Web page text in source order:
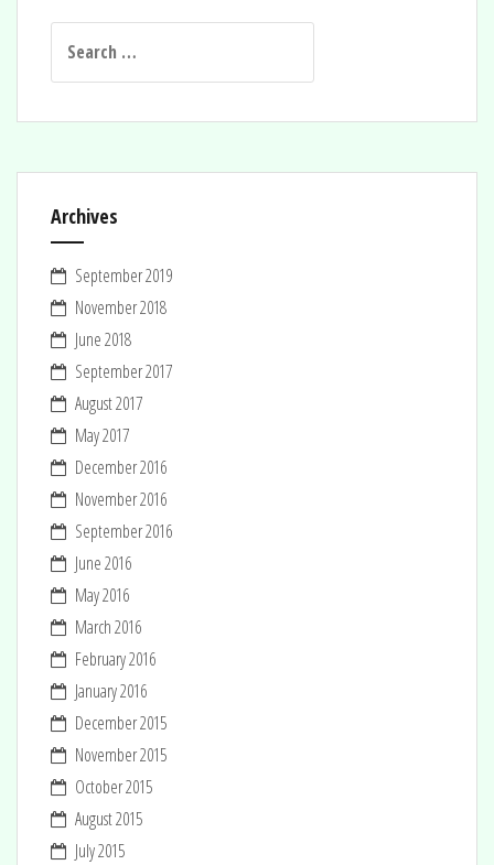
for:
Archives
September 2019
November 2018
June 2018
September 2017
August 2017
May 2017
December 2016
November 2016
September 2016
June 2016
May 2016
March 2016
February 2016
January 2016
December 2015
November 2015
October 2015
August 2015
July 2015